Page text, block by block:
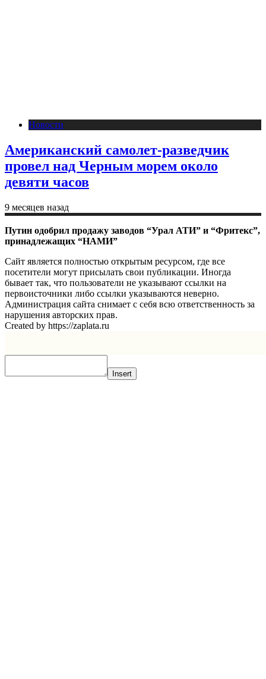
Новости
Американский самолет-разведчик
провел над Черным морем около
девяти часов
9 месяцев назад
Путин одобрил продажу заводов “Урал АТИ” и “Фритекс”,
принадлежащих “НАМИ”
Сайт является полностью открытым ресурсом, где все
посетители могут присылать свои публикации. Иногда
бывает так, что пользователи не указывают ссылки на
первоисточники либо ссылки указываются неверно.
Администрация сайта снимает с себя всю ответственность за
нарушения авторских прав.
Created by https://zaplata.ru
Insert